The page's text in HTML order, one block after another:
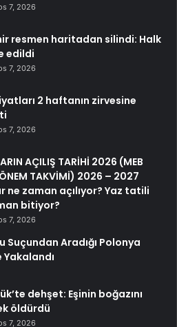
7, 2026
resmen haritadan silindi: Halk
edildi
7, 2026
2 haftanın zirvesine
7, 2026
AÇILIŞ TARİHİ 2026 (MEB
TAKVİMİ) 2026 – 2027
ne zaman açılıyor? Yaz tatili
bitiyor?
7, 2026
Suçundan Aradığı Polonya
Yakalandı
dehşet: Eşinin boğazını
öldürdü
7, 2026